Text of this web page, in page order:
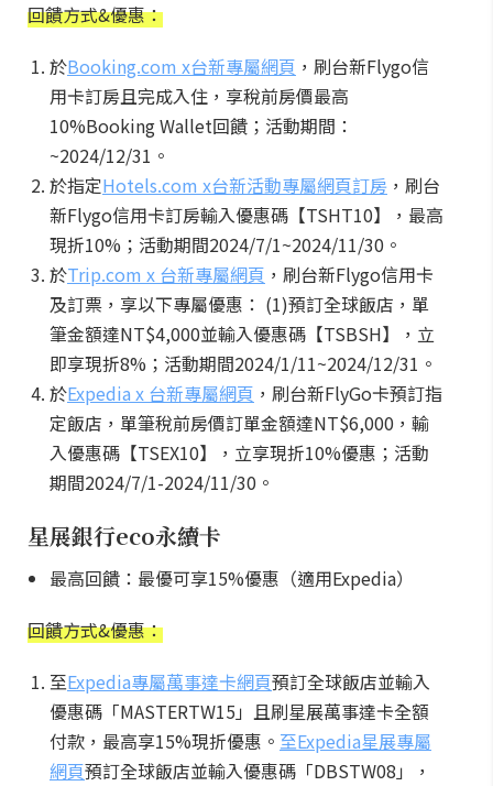
回饋方式&優惠：
於Booking.com x台新專屬網頁 ，刷台新Flygo信
用卡訂房且完成入住，享稅前房價最高
10%Booking Wallet回饋；活動期間：
~2024/12/31。
於指定Hotels.com x台新活動專屬網頁訂房 ，刷台
新Flygo信用卡訂房輸入優惠碼【TSHT10】，最高
現折10%；活動期間2024/7/1~2024/11/30。
於Trip.com x 台新專屬網頁 ，刷台新Flygo信用卡
及訂票，享以下專屬優惠： (1)預訂全球飯店，單
筆金額達NT$4,000並輸入優惠碼【TSBSH】，立
即享現折8%；活動期間2024/1/11~2024/12/31。
於Expedia x 台新專屬網頁 ，刷台新FlyGo卡預訂指
定飯店，單筆稅前房價訂單金額達NT$6,000，輸
入優惠碼【TSEX10】，立享現折10%優惠；活動
期間2024/7/1-2024/11/30。
星展銀行eco永續卡
最高回饋：最優可享15%優惠（適用Expedia）
回饋方式&優惠：
至Expedia專屬萬事達卡網頁預訂全球飯店並輸入
優惠碼「MASTERTW15」且刷星展萬事達卡全額
付款，最高享15%現折優惠。 至Expedia星展專屬
網頁預訂全球飯店並輸入優惠碼「DBSTW08」，